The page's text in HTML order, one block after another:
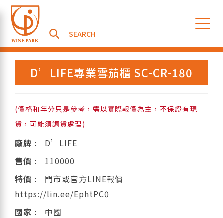
D’LIFE專業雪茄櫃 SC-CR-180
(價格和年分只是參考，需以實際報價為主，不保證有現
貨，可能須調貨處理)
廠牌 :
D’LIFE
售價 :
110000
特價 :
門市或官方LINE報價
https://lin.ee/EphtPC0
國家 :
中國